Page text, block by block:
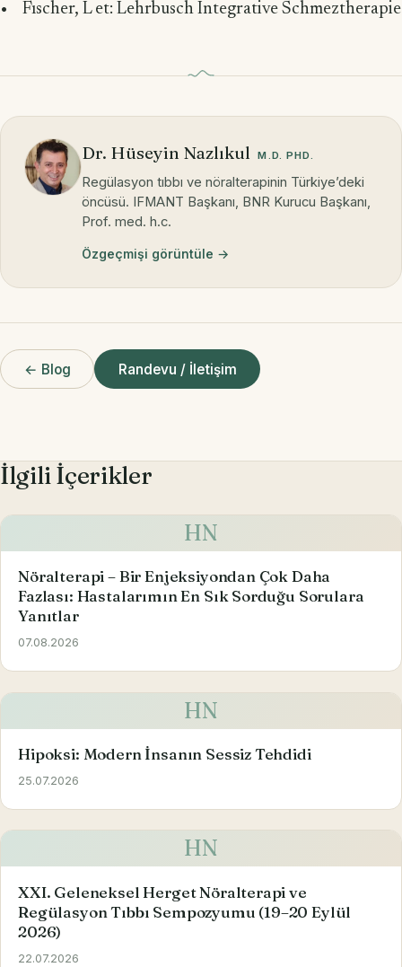
• Fıscher, L et: Lehrbusch Integrative Schmeztherapie
Dr. Hüseyin Nazlıkul M.D. PHD.
Regülasyon tıbbı ve nöralterapinin Türkiye’deki
öncüsü. IFMANT Başkanı, BNR Kurucu Başkanı,
Prof. med. h.c.
Özgeçmişi görüntüle →
← Blog Randevu / İletişim
İlgili İçerikler
HN
Nöralterapi – Bir Enjeksiyondan Çok Daha
Fazlası: Hastalarımın En Sık Sorduğu Sorulara
Yanıtlar
07.08.2026
HN
Hipoksi: Modern İnsanın Sessiz Tehdidi
25.07.2026
HN
XXI. Geleneksel Herget Nöralterapi ve
Regülasyon Tıbbı Sempozyumu (19–20 Eylül
2026)
22.07.2026